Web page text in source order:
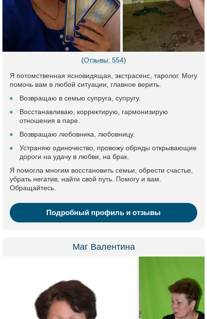
(Отзывы: 554)
Я потомственная ясновидящая, экстрасенс, таролог. Могу
помочь вам в любой ситуации, главное верить.
Возвращаю в семью супруга, супругу.
Восстанавливаю, корректирую, гармонизирую
отношения в паре.
Возвращаю любовника, любовницу.
Устраняю одиночество, провожу обряды открывающие
дороги на удачу в любви, на брак.
Я помогла многим восстановить семьи, обрести счастье,
убрать негатив, найти свой путь. Помогу и вам.
Обращайтесь.
Подробный профиль и отзывы
Маг Валентина